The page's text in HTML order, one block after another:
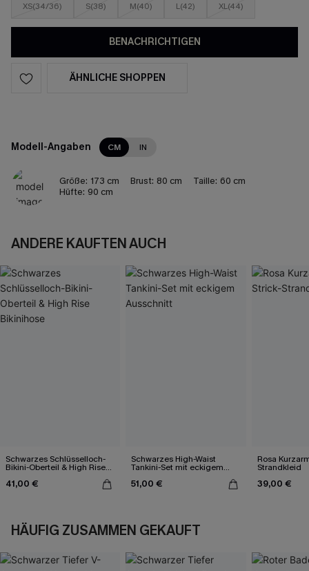
XS(34/36) S(38) M(40) L(42) XL(44)
BENACHRICHTIGEN
ÄHNLICHE SHOPPEN
Modell-Angaben CM IN
Größe: 173 cm Brust: 80 cm Taille: 60 cm
Hüfte: 90 cm
ANDERE KAUFTEN AUCH
Schwarzes Schlüsselloch-
Bikini-Oberteil & High Rise
41,00 €
Schwarzes High-Waist
Tankini-Set mit eckigem
51,00 €
Rosa
Strandkleid
39,00 €
HÄUFIG ZUSAMMEN GEKAUFT